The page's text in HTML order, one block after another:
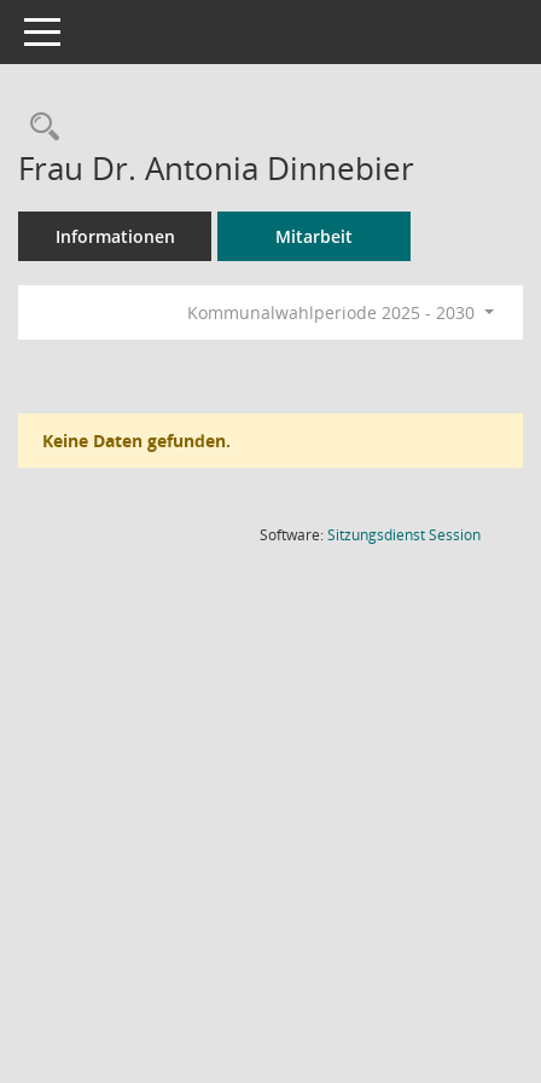
Toggle navigation
Rechercheauswahl
Frau Dr. Antonia Dinnebier
Informationen Mitarbeit
Kommunalwahlperiode 2025 - 2030
Keine Daten gefunden.
Software:SitzungsdienstSession(Wird in